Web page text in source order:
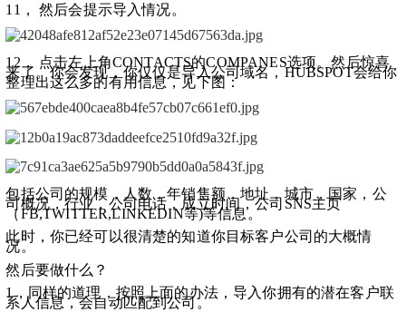
11， 然后会提示导入情况。
12， 点击左上角CONTACTS的COMPANES选项。然后惊喜
来了。你会发现，你仅仅是导入公司域名，HUBSPOT会给你
整理出这么多的有用信息，见下图：
包括公司的规模，人数，年销售额，地址，城市，国家，公
司概况，行业，公司电话，成立时间，公司SNS主页
（FB,TWITTER,LINKEDIN等)等信息。
此时，你已经可以很清楚的知道你目标客户公司的大概情
况。
然后要做什么？
1，同样的道理，按照上面的办法，导入你拥有的潜在客户联
系人信息，会自动匹配到公司。